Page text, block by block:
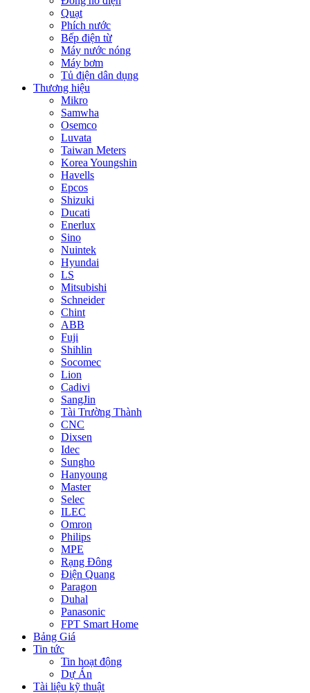
Quạt
Phích nước
Bếp điện từ
Máy nước nóng
Máy bơm
Tủ điện dân dụng
Thương hiệu
Mikro
Samwha
Osemco
Luvata
Taiwan Meters
Korea Youngshin
Havells
Epcos
Shizuki
Ducati
Enerlux
Sino
Nuintek
Hyundai
LS
Mitsubishi
Schneider
Chint
ABB
Fuji
Shihlin
Socomec
Lion
Cadivi
SangJin
Tài Trường Thành
CNC
Dixsen
Idec
Sungho
Hanyoung
Master
Selec
ILEC
Omron
Philips
MPE
Rạng Đông
Điện Quang
Paragon
Duhal
Panasonic
FPT Smart Home
Bảng Giá
Tin tức
Tin hoạt động
Dự Án
Tài liệu kỹ thuật